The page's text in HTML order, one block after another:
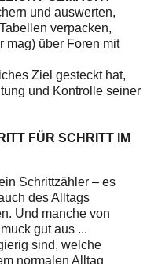
und auswerten,
verpacken,
mag) über Foren mit
Ziel gesteckt hat,
und Kontrolle seiner
FÜR SCHRITT IM
Schrittzähler – es
des Alltags
Und manche von
gut aus ...
sind, welche
normalen Alltag